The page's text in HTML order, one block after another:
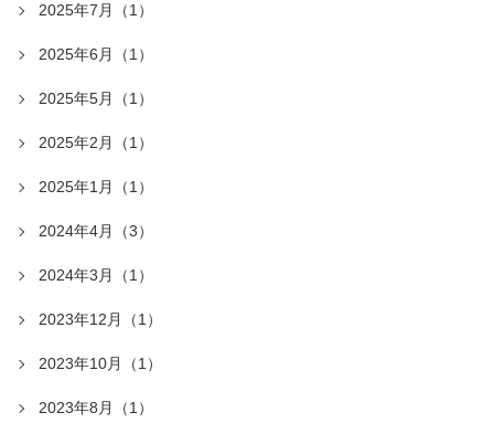
2025年7月（1）
2025年6月（1）
2025年5月（1）
2025年2月（1）
2025年1月（1）
2024年4月（3）
2024年3月（1）
2023年12月（1）
2023年10月（1）
2023年8月（1）